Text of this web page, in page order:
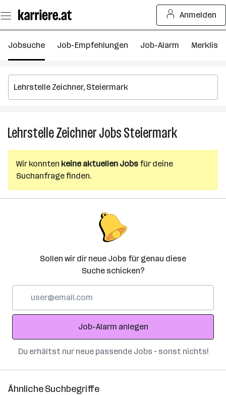
Seiteninhalt
springen
Anmelden
Jobsuche Job-Empfehlungen Job-Alarm Merkliste
Lehrstelle ZeichnerJobsSteiermarkLehrstelle
Wir konnten keine aktuellen Jobs für deine
Suchanfrage finden.
Sollen wir dir neue Jobs für genau diese
Suche schicken?
Adresse
Job-Alarm anlegen
Du erhältst nur neue passende Jobs – sonst nichts!
Ähnliche Suchbegriffe